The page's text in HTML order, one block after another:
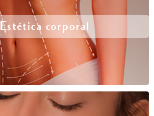
Estética corporal